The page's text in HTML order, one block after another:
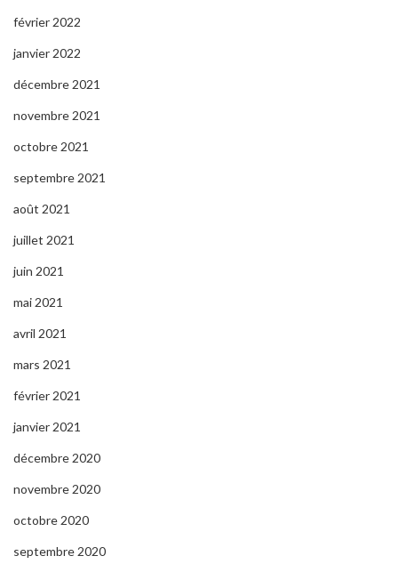
février 2022
janvier 2022
décembre 2021
novembre 2021
octobre 2021
septembre 2021
août 2021
juillet 2021
juin 2021
mai 2021
avril 2021
mars 2021
février 2021
janvier 2021
décembre 2020
novembre 2020
octobre 2020
septembre 2020